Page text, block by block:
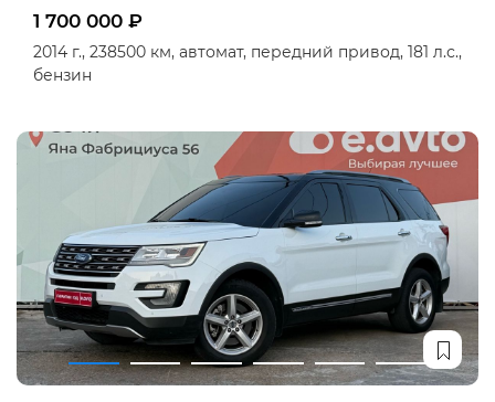
1 700 000 ₽
2014 г., 238500 км, автомат, передний привод, 181 л.с.,
бензин